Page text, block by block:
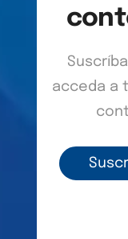
acceda a